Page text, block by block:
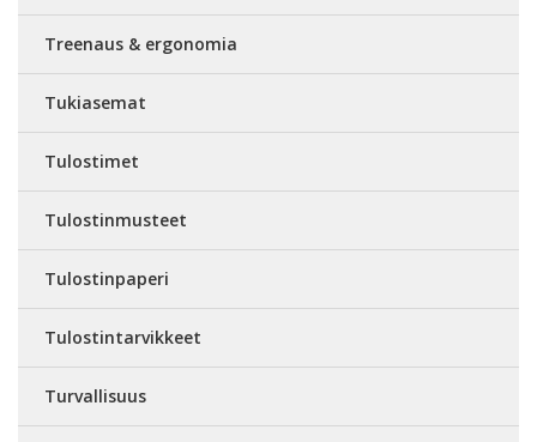
Treenaus & ergonomia
Tukiasemat
Tulostimet
Tulostinmusteet
Tulostinpaperi
Tulostintarvikkeet
Turvallisuus